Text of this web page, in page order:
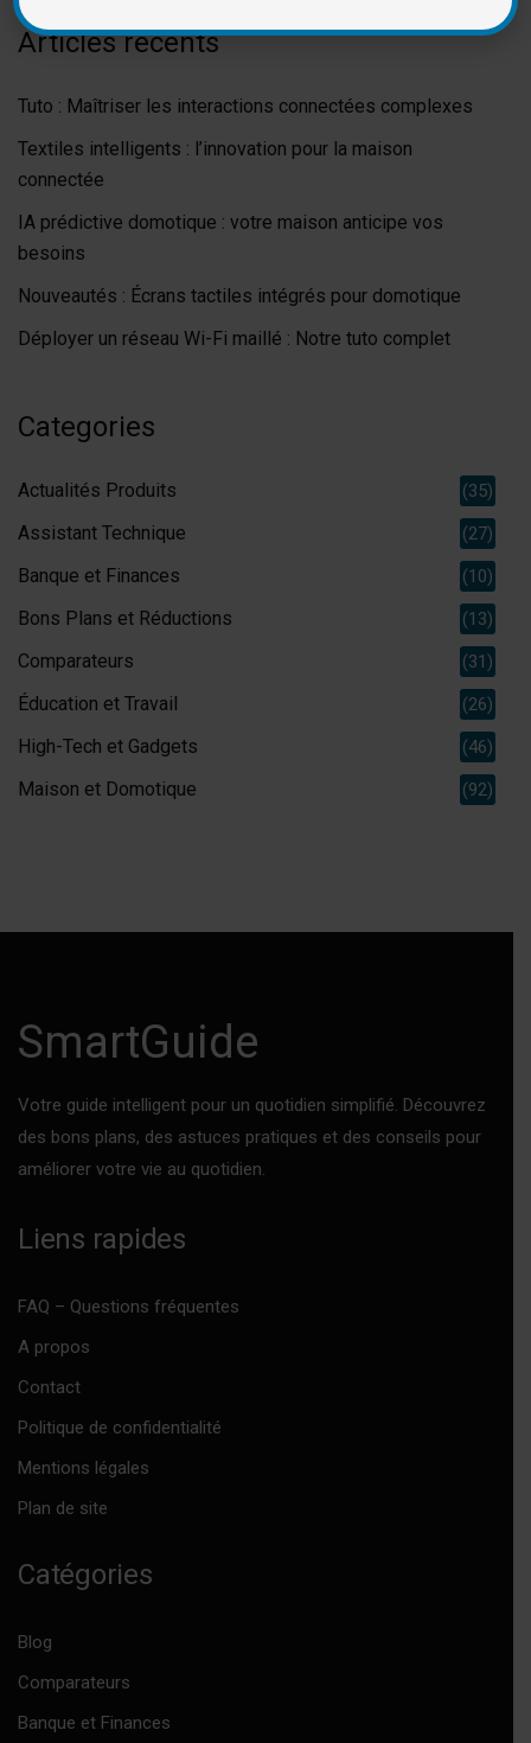
Articles récents
Tuto : Maîtriser les interactions connectées complexes
Textiles intelligents : l’innovation pour la maison
connectée
IA prédictive domotique : votre maison anticipe vos
besoins
Nouveautés : Écrans tactiles intégrés pour domotique
Déployer un réseau Wi-Fi maillé : Notre tuto complet
Categories
Actualités Produits (35)
Assistant Technique (27)
Banque et Finances (10)
Bons Plans et Réductions (13)
Comparateurs (31)
Éducation et Travail (26)
High-Tech et Gadgets (46)
Maison et Domotique (92)
SmartGuide
Votre guide intelligent pour un quotidien simplifié. Découvrez
des bons plans, des astuces pratiques et des conseils pour
améliorer votre vie au quotidien.
Liens rapides
FAQ – Questions fréquentes
A propos
Contact
Politique de confidentialité
Mentions légales
Plan de site
Catégories
Blog
Comparateurs
Banque et Finances